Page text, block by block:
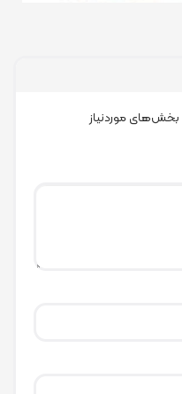
بخش‌های موردنیاز